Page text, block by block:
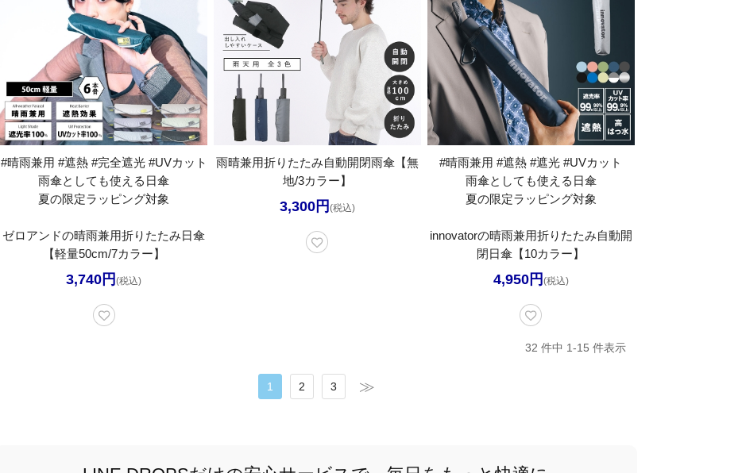
#晴雨兼用 #遮熱 #完全遮光 #UVカット
雨傘としても使える日傘
夏の限定ラッピング対象
ゼロアンドの晴雨兼用折りたたみ日傘
【軽量50cm/7カラー】
3,740円 (税込)
雨晴兼用折りたたみ自動開閉雨傘【無
地/3カラー】
3,300円 (税込)
#晴雨兼用 #遮熱 #遮光 #UVカット
雨傘としても使える日傘
夏の限定ラッピング対象
innovatorの晴雨兼用折りたたみ自動開
閉日傘【10カラー】
4,950円 (税込)
32 件中 1-15 件表示
1 2 3